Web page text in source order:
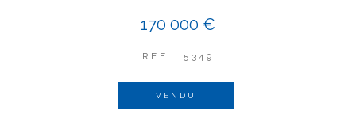
170 000 €
REF : 5349
VENDU